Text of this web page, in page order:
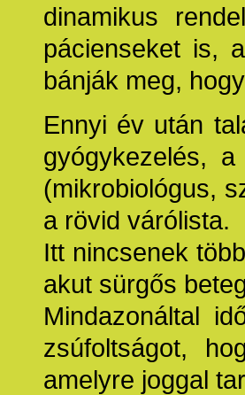
dinamikus
pácienseket is,
bánják meg,
Ennyi év után
gyógykezelés,
(mikrobiológus,
a rövid várólista.
Itt nincsenek
akut sürgős
Mindazonáltal
zsúfoltságot,
amelyre joggal